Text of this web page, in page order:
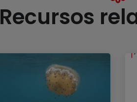
Recursos